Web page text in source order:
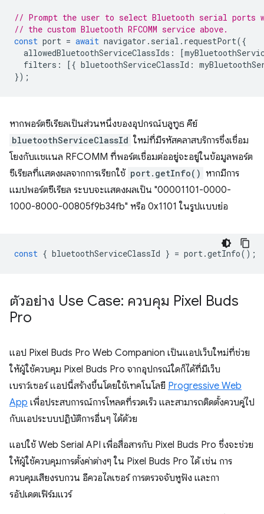
// Prompt the user to select Bluetooth serial ports
// the custom Bluetooth RFCOMM service above.
const port = await navigator . serial . requestPort({
allowedBluetoothServiceClassIds : [
filters : [{ bluetoothServiceClassId :
});
หากพอร์ตซีเรียลเป็นส่วนหนึ่งของอุปกรณ์บลูทูธ คีย์
bluetoothServiceClassId ใหม่ที่มีรหัสคลาสบริการซึ่งเชื่อม
โยงกับแชแนล RFCOMM ที่พอร์ตเชื่อมต่ออยู่จะอยู่ในข้อมูลพอร์ต
ซีเรียลที่แสดงผลจากการเรียกใช้ port.getInfo() หากมีการ
แมปพอร์ตซีเรียล ระบบจะแสดงผลเป็น "00001101-0000-
1000-8000-00805f9b34fb" หรือ 0x1101 ในรูปแบบย่อ
const { bluetoothServiceClassId } = port.getInfo();
ตัวอย่าง Use Case: ควบคุม Pixel Buds
Pro
แอป Pixel Buds Pro Web Companion เป็นแอปเว็บใหม่ที่ช่วย
ให้ผู้ใช้ควบคุม Pixel Buds Pro จากอุปกรณ์ใดก็ได้ที่มีเว็บ
เบราว์เซอร์ แอปนี้สร้างขึ้นโดยใช้เทคโนโลยี Progressive Web
App เพื่อประสบการณ์การโหลดที่รวดเร็ว และสามารถติดตั้งควบคู่ไป
กับแอประบบปฏิบัติการอื่นๆ ได้ด้วย
แอปใช้ Web Serial API เพื่อสื่อสารกับ Pixel Buds Pro ซึ่งจะช่วย
ให้ผู้ใช้ควบคุมการตั้งค่าต่างๆ ใน Pixel Buds Pro ได้ เช่น การ
ควบคุมเสียงรบกวน อีควอไลเซอร์ การตรวจจับหูฟัง และกา
รอัปเดตเฟิร์มแวร์